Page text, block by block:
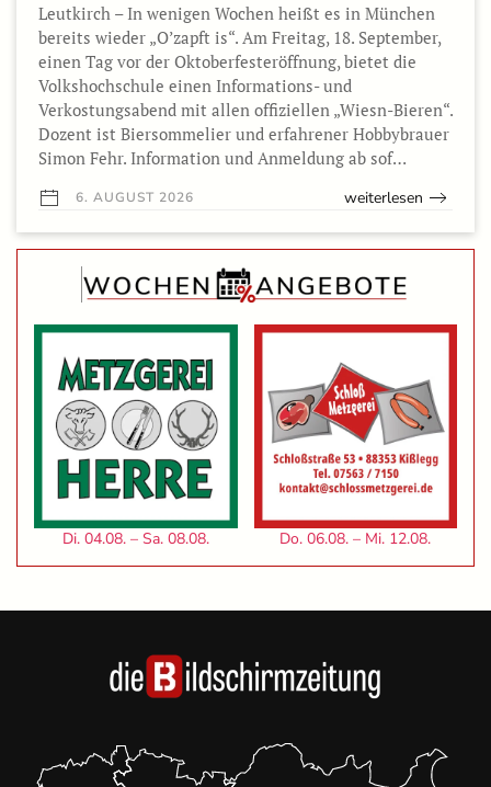
Leutkirch – In wenigen Wochen heißt es in München
bereits wieder „O’zapft is“. Am Freitag, 18. September,
einen Tag vor der Oktoberfesteröffnung, bietet die
Volkshochschule einen Informations- und
Verkostungsabend mit allen offiziellen „Wiesn-Bieren“.
Dozent ist Biersommelier und erfahrener Hobbybrauer
Simon Fehr. Information und Anmeldung ab sof…
6. AUGUST 2026 weiterlesen
Di. 04.08. – Sa. 08.08. Do. 06.08. – Mi. 12.08.